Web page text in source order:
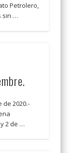
Petrolero,
sin …
de 2020.-
2 de …